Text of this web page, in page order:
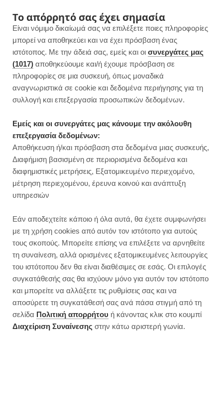
a
c
e
b
o
k
n
s
t
a
a
m
i
n
t
e
s
t
o
u
T
u
TAG
ΣΥΝΤΑΓΉ ΜΕ ΣΠΑΝΆΚΙ
Vegan σπανακοκεφτέδες | 51
θερμίδες ο ένας
Το απόρρητό σας έχει σημασία
Είναι νόμιμο δικαίωμά σας να επιλέξετε ποιες πληροφορίες
μπορεί να αποθηκεύει και να έχει πρόσβαση ένας
ιστότοπος. Με την άδειά σας, εμείς και οι συνεργάτες μας
(1017) αποθηκεύουμε και/ή έχουμε πρόσβαση σε
πληροφορίες σε μια συσκευή, όπως μοναδικά
αναγνωριστικά σε cookie και δεδομένα περιήγησης για τη
συλλογή και επεξεργασία προσωπικών δεδομένων.
Εμείς και οι συνεργάτες μας κάνουμε την ακόλουθη
επεξεργασία δεδομένων:
Αποθήκευση ή/και πρόσβαση στα δεδομένα μιας συσκευής,
Διαφήμιση βασισμένη σε περιορισμένα δεδομένα και
διαφημιστικές μετρήσεις, Εξατομικευμένο περιεχομένο,
μέτρηση περιεχομένου, έρευνα κοινού και ανάπτυξη
υπηρεσιών
Εάν αποδεχτείτε κάποιο ή όλα αυτά, θα έχετε συμφωνήσει
με τη χρήση cookies από αυτόν τον ιστότοπο για αυτούς
τους σκοπούς. Μπορείτε επίσης να επιλέξετε να αρνηθείτε
τη συναίνεση, αλλά ορισμένες εξατομικευμένες λειτουργίες
του ιστότοπου δεν θα είναι διαθέσιμες σε εσάς. Οι επιλογές
συγκατάθεσής σας θα ισχύουν μόνο για αυτόν τον ιστότοπο
και μπορείτε να αλλάξετε τις ρυθμίσεις σας και να
αποσύρετε τη συγκατάθεσή σας ανά πάσα στιγμή από τη
σελίδα Πολιτική απορρήτου ή κάνοντας κλικ στο κουμπί
Διαχείριση Συναίνεσης στην κάτω αριστερή γωνία.